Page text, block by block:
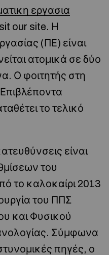
εργασια
our site. Η
(ΠΕ) είναι
ατομικά σε δύο
Ο φοιτητής στη
το τελικό
είναι
του
το καλοκαίρι 2013
του ΠΠΣ
και Φυσικού
Σύμφωνα
πηγές, ο